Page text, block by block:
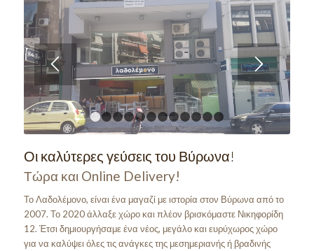
1 2 3 4 5 6 7 8 9 10 1112
Οι καλύτερες γεύσεις του Βύρωνα!
Τώρα και Online Delivery!
Το Λαδολέμονο, είναι ένα μαγαζί με ιστορία στον Βύρωνα από το
2007. Το 2020 άλλαξε χώρο και πλέον βρισκόμαστε Νικηφορίδη
12. Έτσι δημιουργήσαμε ένα νέος, μεγάλο και ευρύχωρος χώρο
για να καλύψει όλες τις ανάγκες της μεσημεριανής ή βραδινής